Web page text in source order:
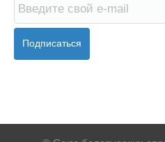
Подписаться